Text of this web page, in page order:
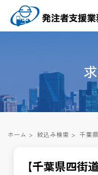
ホーム > 絞込み検索 > 千葉県
【千葉県四街